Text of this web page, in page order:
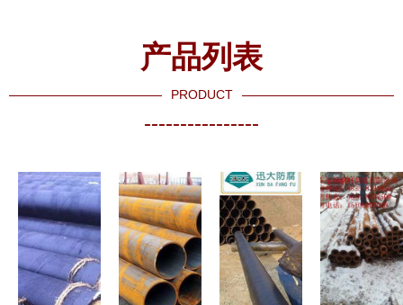
产品列表
PRODUCT
----------------